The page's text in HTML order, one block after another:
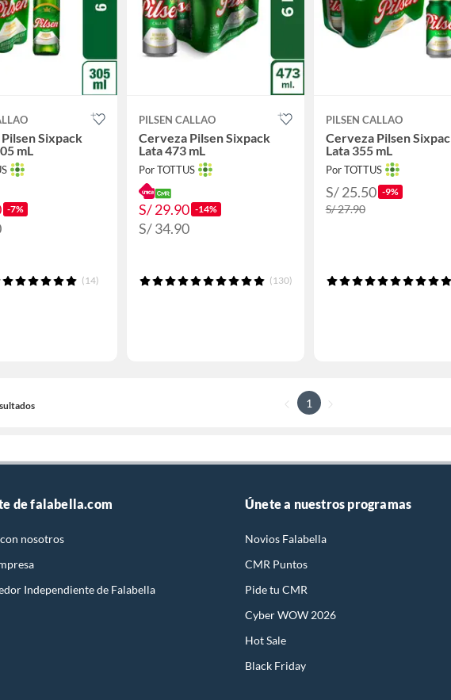
Sixpack
mL
-7%
(14)
PILSEN CALLAO
Cerveza Pilsen Sixpack
Lata 473 mL
Por TOTTUS
S/ 29.90 -14%
S/ 34.90
(130)
PILSEN CALLAO
Cerveza Pilsen
Lata 355 mL
Por TOTTUS
S/ 25.50 -9%
S/ 27.90
1
de falabella.com
nosotros
Independiente de Falabella
Únete a nuestros programas
Novios Falabella
CMR Puntos
Pide tu CMR
Cyber WOW 2026
Hot Sale
Black Friday